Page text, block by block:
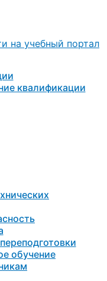
на учебный портал
квалификации
обучение